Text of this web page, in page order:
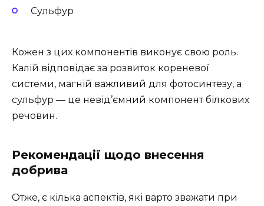
Сульфур
Кожен з цих компонентів виконує свою роль.
Калій відповідає за розвиток кореневої
системи, магній важливий для фотосинтезу, а
сульфур — це невід’ємний компонент білкових
речовин.
Рекомендації щодо внесення
добрива
Отже, є кілька аспектів, які варто зважати при